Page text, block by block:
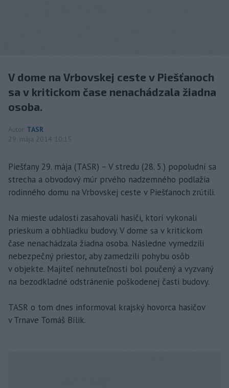
V dome na Vrbovskej ceste v Piešťanoch
sa v kritickom čase nenachádzala žiadna
osoba.
Autor TASR
29. mája 2014 10:15
Piešťany 29. mája (TASR) – V stredu (28. 5.) popoludní sa
strecha a obvodový múr prvého nadzemného podlažia
rodinného domu na Vrbovskej ceste v Piešťanoch zrútili.
Na mieste udalosti zasahovali hasiči, ktorí vykonali
prieskum a obhliadku budovy. V dome sa v kritickom
čase nenachádzala žiadna osoba. Následne vymedzili
nebezpečný priestor, aby zamedzili pohybu osôb
v objekte. Majiteľ nehnuteľnosti bol poučený a vyzvaný
na bezodkladné odstránenie poškodenej časti budovy.
TASR o tom dnes informoval krajský hovorca hasičov
v Trnave Tomáš Bílik.